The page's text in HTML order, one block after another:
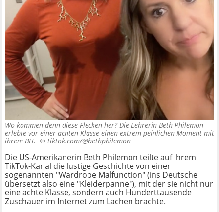
Wo kommen denn diese Flecken her? Die Lehrerin Beth Philemon
erlebte vor einer achten Klasse einen extrem peinlichen Moment mit
ihrem BH. © tiktok.com/@bethphilemon
Die US-Amerikanerin Beth Philemon teilte auf ihrem
TikTok-Kanal die lustige Geschichte von einer
sogenannten "Wardrobe Malfunction" (ins Deutsche
übersetzt also eine "Kleiderpanne"), mit der sie nicht nur
eine achte Klasse, sondern auch Hunderttausende
Zuschauer im Internet zum Lachen brachte.